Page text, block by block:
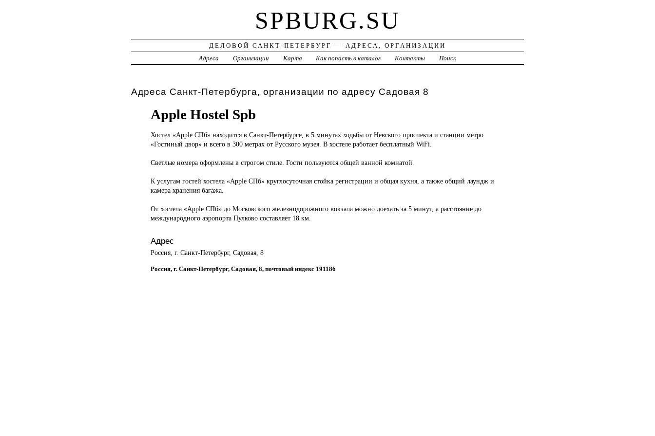
SPBURG.SU
ДЕЛОВОЙ САНКТ-ПЕТЕРБУРГ — АДРЕСА, ОРГАНИЗАЦИИ
Адреса
Организации Карта Как попасть в каталог Контакты Поиск
Адреса Санкт-Петербурга, организации по адресу Садовая 8
Apple Hostel Spb
Хостел «Apple СПб» находится в Санкт-Петербурге, в 5 минутах ходьбы от Невского проспекта и станции метро
«Гостиный двор» и всего в 300 метрах от Русского музея. В хостеле работает бесплатный WiFi.
Светлые номера оформлены в строгом стиле. Гости пользуются общей ванной комнатой.
К услугам гостей хостела «Apple СПб» круглосуточная стойка регистрации и общая кухня, а также общий лаундж и
камера хранения багажа.
От хостела «Apple СПб» до Московского железнодорожного вокзала можно доехать за 5 минут, а расстояние до
международного аэропорта Пулково составляет 18 км.
Адрес
Россия, г. Санкт-Петербург, Садовая, 8
Россия, г. Санкт-Петербург, Садовая, 8, почтовый индекс 191186